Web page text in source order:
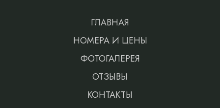
ГЛАВНАЯ
НОМЕРА И ЦЕНЫ
ФОТОГАЛЕРЕЯ
ОТЗЫВЫ
КОНТАКТЫ